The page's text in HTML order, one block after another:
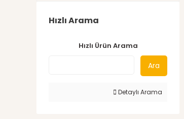
Hızlı Arama
Hızlı Ürün Arama
Ara
Detaylı Arama